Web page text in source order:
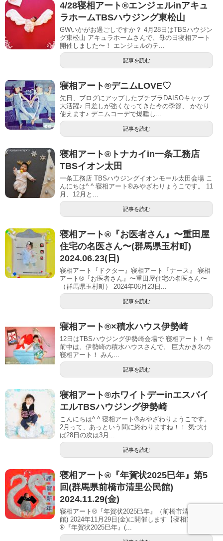
4/28寝相アート®︎エンジェルinアキュ
ラホームTBSハウジング東松山
GWいかがお過ごしですか？ 4月28日はTBSハウジン
グ東松山 アキュラホームさんで、母の日寝相アート
開催しました〜！ エンジェルのテ...
記事を読む
寝相アート®︎デニムLOVE♡
先日、ブログにアップしたプチプラDAISOキャップ
大活躍♪ 日差しが強くなってきた今の季節、 かなり
使えます♪ デニムコーデで爆睡し...
記事を読む
寝相アート®︎トナカイin一条工務店
TBSイオン太田
一条工務店 TBSハウジングイオンモール太田会場 こ
んにちは^ ^ 寝相アート®︎みやざわりょうこです。 11
月、12月と...
記事を読む
寝相アート®︎『お医者さん』〜重田屋
住宅の名医さん〜(群馬県玉村町)
2024.06.23(日)
寝相アート『ドクター』寝相アート『ナース』 寝相
アート®『お医者さん』〜重田屋住宅の名医さん〜
（群馬県玉村町） 2024年06月23日...
記事を読む
寝相アート®︎×積水ハウス伊勢崎
12日はTBSハウジング伊勢崎会場で 寝相アート！ 午
前中は、伊勢崎の積水ハウスさんで、 巨大かき氷の
寝相アート！ みん...
記事を読む
寝相アート®︎ホワイトデーinエスバイ
エルTBSハウジング伊勢崎
こんにちは^ ^ 寝相アート®︎みやざわりょうこです。
2月って、あっという間に終わりますね！！ 気づけ
ば28日の次は3月...
記事を読む
寝相アート®︎『年賀状2025巳年』第5
回(群馬県前橋市清里公民館)
2024.11.29(金)
寝相アート®『年賀状2025巳年』（前橋市清里公民
館) 2024年11月29日(金)に開催します【寝相アート
®︎『年賀状2025巳年』(...